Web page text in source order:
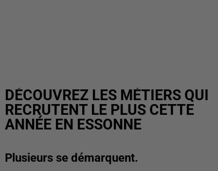
DÉCOUVREZ LES MÉTIERS QUI
RECRUTENT LE PLUS CETTE
ANNÉE EN ESSONNE
Plusieurs se démarquent.